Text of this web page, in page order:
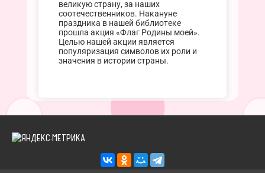
великую страну, за наших
соотечественников. Накануне
праздника в нашей библиотеке
прошла акция «Флаг Родины моей».
Целью нашей акции является
популяризация символов их роли и
значения в истории страны.